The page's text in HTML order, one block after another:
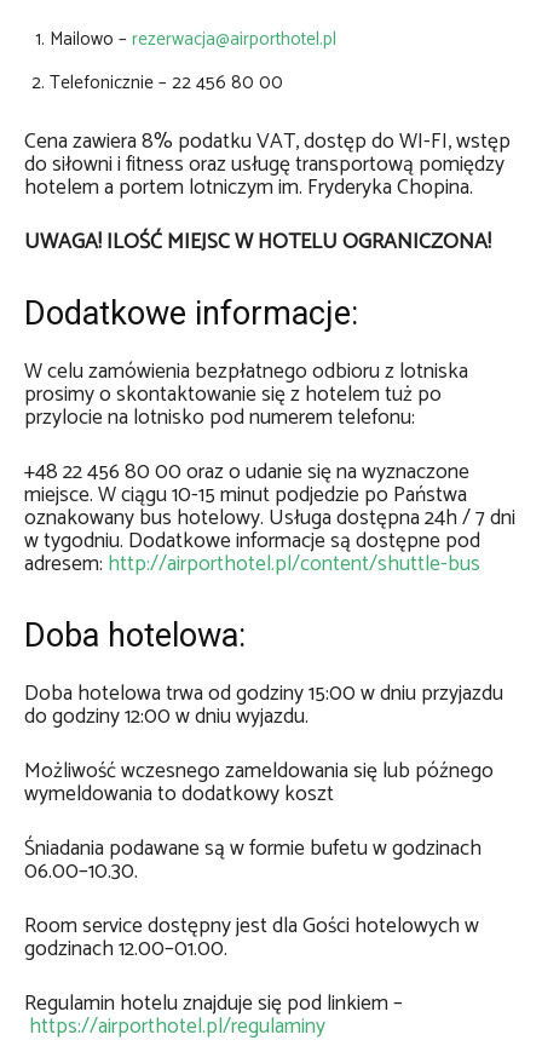
Mailowo – rezerwacja@airporthotel.pl
Telefonicznie – 22 456 80 00
Cena zawiera 8% podatku VAT, dostęp do WI-FI, wstęp
do siłowni i fitness oraz usługę transportową pomiędzy
hotelem a portem lotniczym im. Fryderyka Chopina.
UWAGA! ILOŚĆ MIEJSC W HOTELU OGRANICZONA!
Dodatkowe informacje:
W celu zamówienia bezpłatnego odbioru z lotniska
prosimy o skontaktowanie się z hotelem tuż po
przylocie na lotnisko pod numerem telefonu:
+48 22 456 80 00 oraz o udanie się na wyznaczone
miejsce. W ciągu 10-15 minut podjedzie po Państwa
oznakowany bus hotelowy. Usługa dostępna 24h / 7 dni
w tygodniu. Dodatkowe informacje są dostępne pod
adresem: http://airporthotel.pl/content/shuttle-bus
Doba hotelowa:
Doba hotelowa trwa od godziny 15:00 w dniu przyjazdu
do godziny 12:00 w dniu wyjazdu.
Możliwość wczesnego zameldowania się lub późnego
wymeldowania to dodatkowy koszt
Śniadania podawane są w formie bufetu w godzinach
06.00–10.30.
Room service dostępny jest dla Gości hotelowych w
godzinach 12.00–01.00.
Regulamin hotelu znajduje się pod linkiem –
https://airporthotel.pl/regulaminy